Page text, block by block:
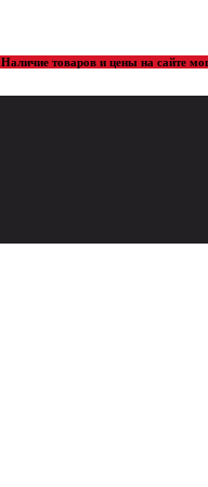
Наличие товаров и цены на сайте